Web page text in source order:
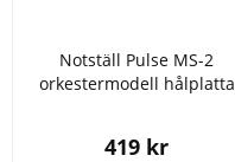
Notställ Pulse MS-2
orkestermodell hålplatta
419 kr